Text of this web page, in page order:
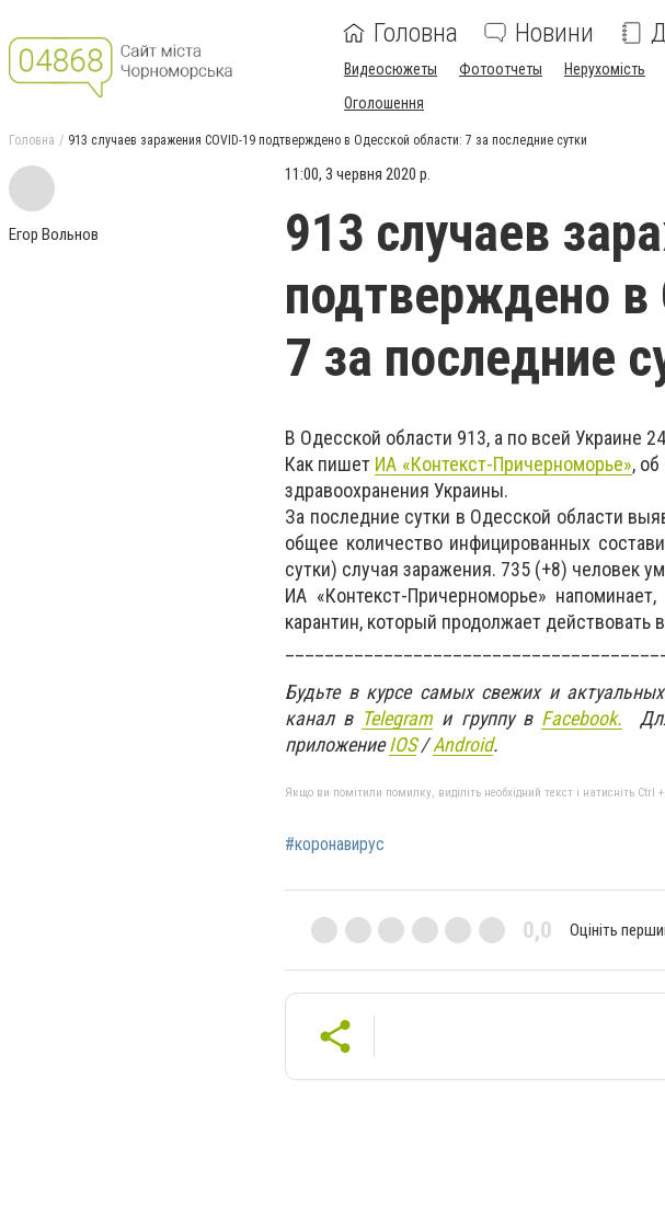
Головна Новини
Видеосюжеты Фотоотчеты Нерухомість
Оголошення
Головна 913 случаев заражения COVID-19 подтверждено в Одесской области: 7 за последние сутки
Егор Вольнов
11:00, 3 червня 2020 р.
913 случаев
подтверждено в
7 за последние
В Одесской области 913, а по всей Украине
Как пишет ИА «Контекст-Причерноморье»,
здравоохранения Украины.
За последние сутки в Одесской области
общее количество инфицированных
сутки) случая заражения. 735 (+8) человек
ИА «Контекст-Причерноморье»
карантин, который продолжает действовать
Будьте в курсе самых свежих и
канал в Telegram и группу в Facebook.
приложениеIOS/Android.
Якщо ви помітили помилку, виділіть необхідний текст і натисніть Ctrl
#коронавирус
0,0 Оцініть